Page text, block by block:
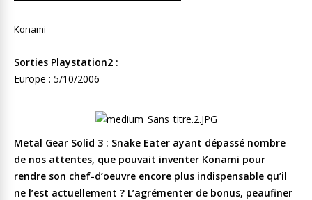
Konami
Sorties Playstation2 :
Europe : 5/10/2006
Metal Gear Solid 3 : Snake Eater ayant dépassé nombre
de nos attentes, que pouvait inventer Konami pour
rendre son chef-d’oeuvre encore plus indispensable qu’il
ne l’est actuellement ? L’agrémenter de bonus, peaufiner